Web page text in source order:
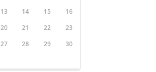
13 14 15
16
20 21 22
23
27 28 29
30